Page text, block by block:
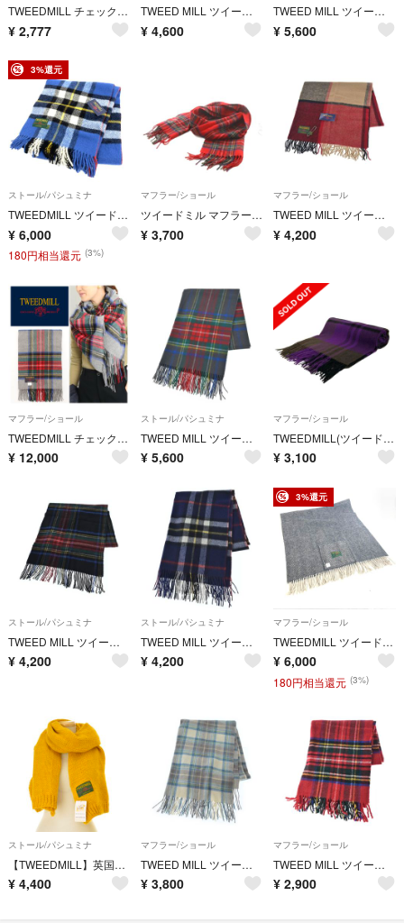
TWEEDMILL チェック 大判ストール
¥ 2,777
TWEED MILL ツイードミル マフラー 黒 【古着】【中古】【送料無料】
¥ 4,600
TWEED MILL ツイードミル マフラー 紺 【古着】【中古】【送料無料】
¥ 5,600
3%還元
ストール/パシュミナ
TWEEDMILL ツイードミル 大判ストール チェック柄/ウール/ピン付き ブルー ユニセックス / 240001195904
¥ 6,000
180円相当還元 (3%)
マフラー/ショール
ツイードミル マフラー フリンジ チェック柄 赤
¥ 3,700
マフラー/ショール
TWEED MILL ツイードミル マフラー 赤 【古着】【中古】【送料無料】
¥ 4,200
マフラー/ショール
TWEEDMILL チェックストール マフラー
¥ 12,000
ストール/パシュミナ
TWEED MILL ツイードミル ストール その他（柄物・カラフル） 【古着】【中古】【送料無料】
¥ 5,600
マフラー/ショール
TWEEDMILL(ツイードミル) マフラー美品 - パープル×黒×ブラウン チェック柄 ウール
¥ 3,100
ストール/パシュミナ
TWEED MILL ツイードミル ストール 黒 【古着】【中古】【送料無料】
¥ 4,200
ストール/パシュミナ
TWEED MILL ツイードミル ストール 紺 【古着】【中古】【送料無料】
¥ 4,200
3%還元
マフラー/ショール
TWEEDMILL ツイードミル ショール/ブランケット ウール100％ グレー レディース / 240001199075
¥ 6,000
180円相当還元 (3%)
ストール/パシュミナ
【TWEEDMILL】英国製 ニットストール
¥ 4,400
マフラー/ショール
TWEED MILL ツイードミル マフラー その他（柄物・カラフル） 【古着】【中古】【送料無料】
¥ 3,800
マフラー/ショール
TWEED MILL ツイードミル マフラー 赤 【古着】【中古】【送料無料】
¥ 2,900